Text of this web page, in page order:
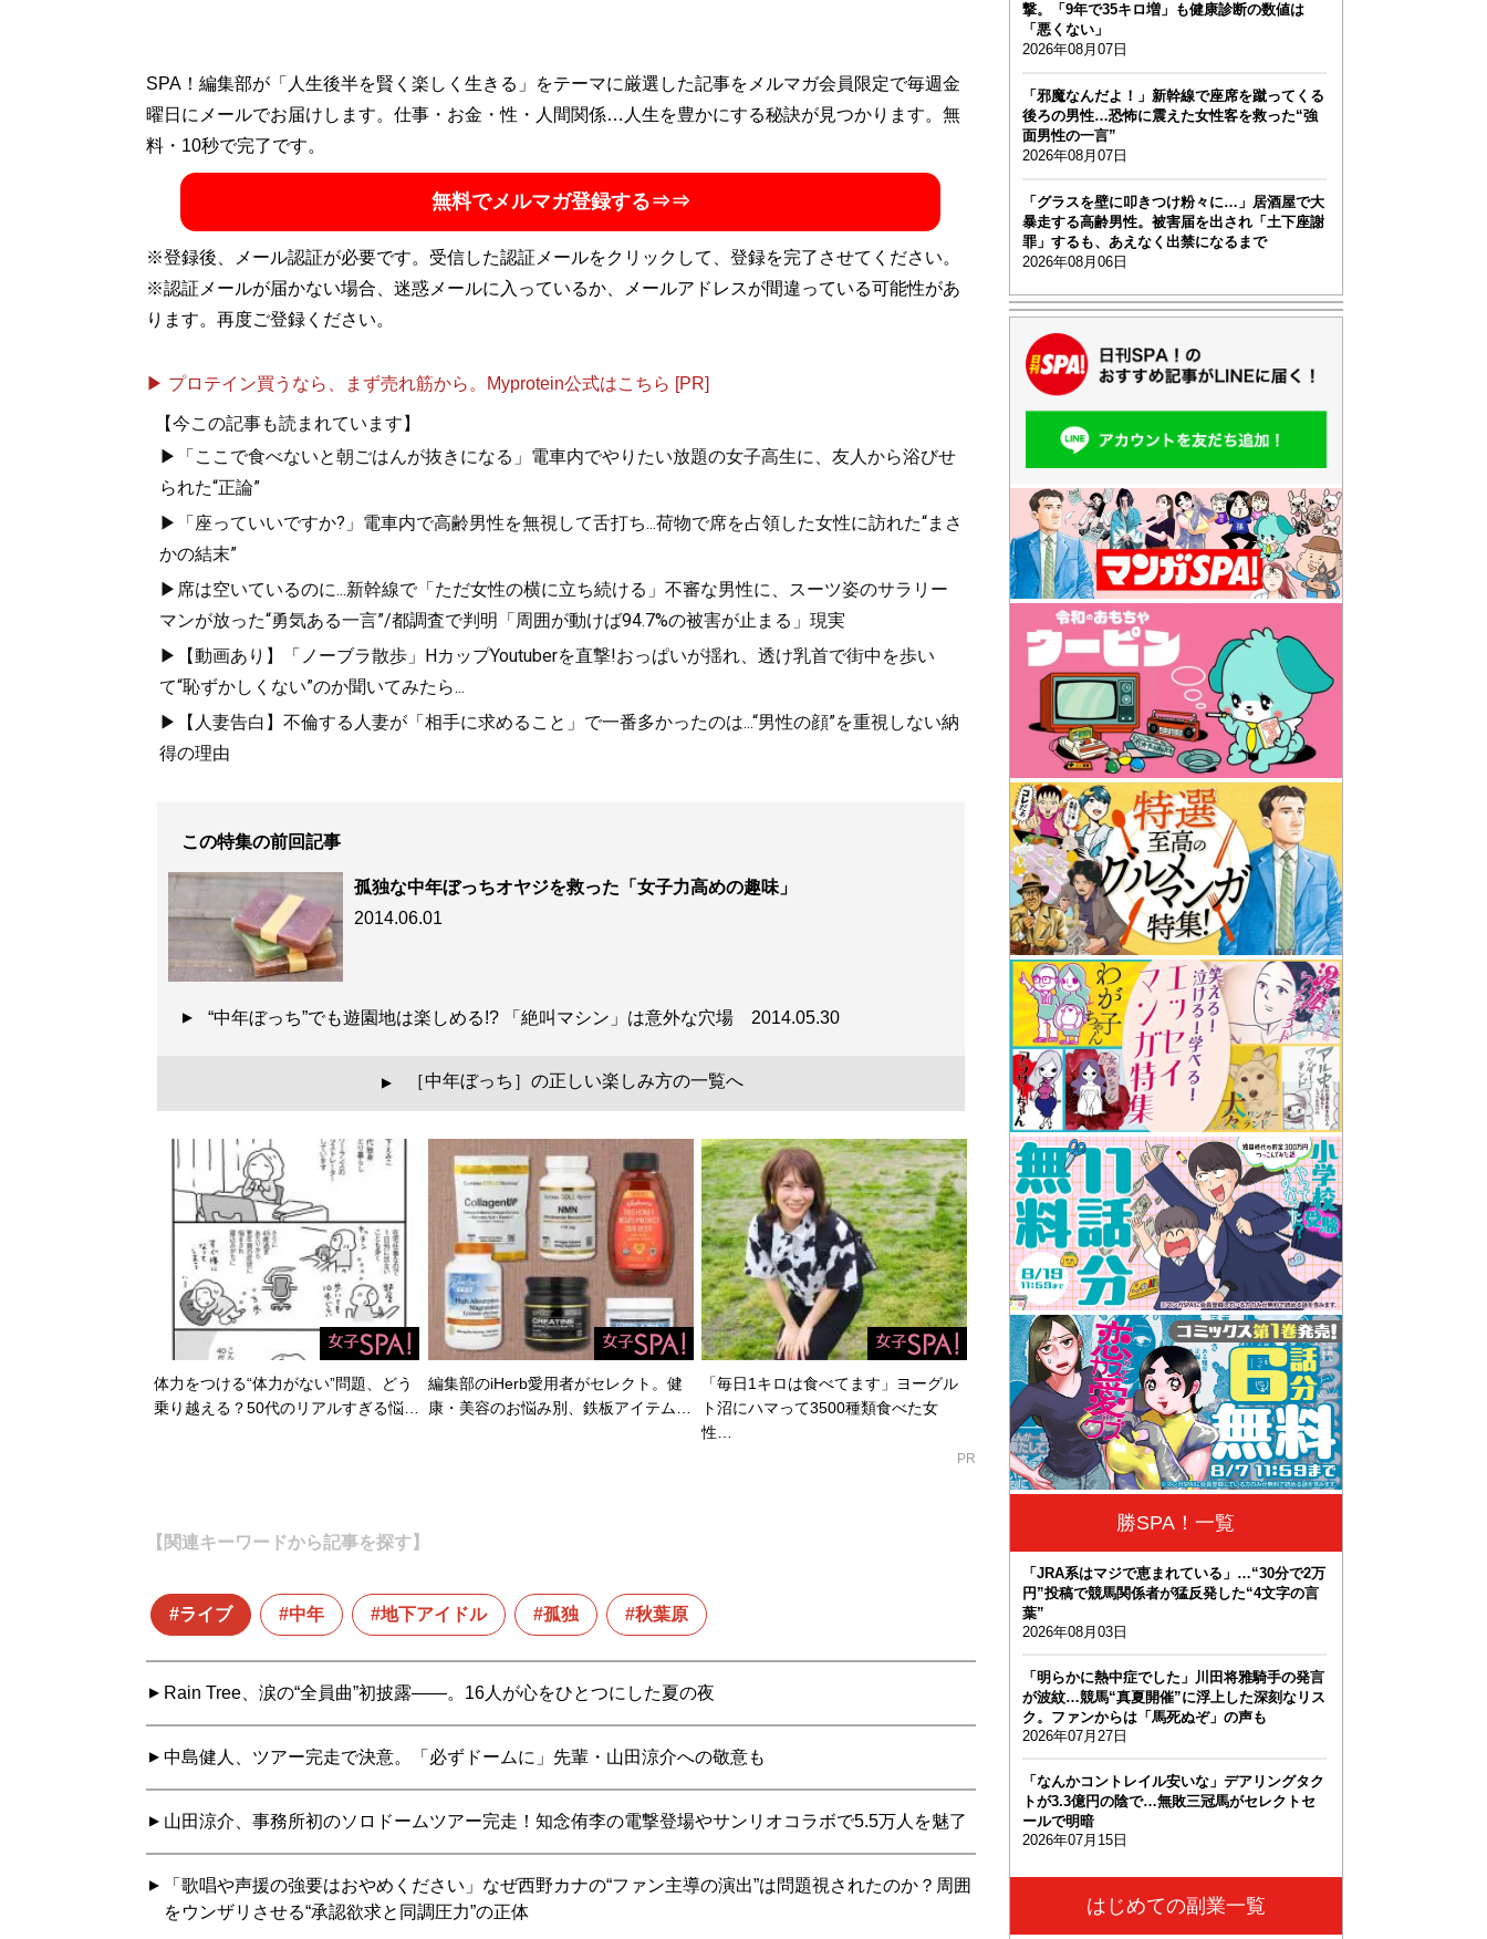
SPA！編集部が「人生後半を賢く楽しく生きる」をテーマに厳選した記事をメルマガ会員限定で毎週金
曜日にメールでお届けします。仕事・お金・性・人間関係…人生を豊かにする秘訣が見つかります。無
料・10秒で完了です。
無料でメルマガ登録する⇒⇒
※登録後、メール認証が必要です。受信した認証メールをクリックして、登録を完了させてください。
※認証メールが届かない場合、迷惑メールに入っているか、メールアドレスが間違っている可能性があ
ります。再度ご登録ください。
▶ プロテイン買うなら、まず売れ筋から。Myprotein公式はこちら [PR]
【今この記事も読まれています】
▶「ここで食べないと朝ごはんが抜きになる」電車内でやりたい放題の女子高生に、友人から浴びせ
られた“正論”
▶「座っていいですか?」電車内で高齢男性を無視して舌打ち...荷物で席を占領した女性に訪れた“まさ
かの結末”
▶席は空いているのに...新幹線で「ただ女性の横に立ち続ける」不審な男性に、スーツ姿のサラリー
マンが放った“勇気ある一言”/都調査で判明「周囲が動けば94.7%の被害が止まる」現実
▶【動画あり】「ノーブラ散歩」HカップYoutuberを直撃!おっぱいが揺れ、透け乳首で街中を歩い
て“恥ずかしくない”のか聞いてみたら...
▶【人妻告白】不倫する人妻が「相手に求めること」で一番多かったのは...“男性の顔”を重視しない納
得の理由
この特集の前回記事
孤独な中年ぼっちオヤジを救った「女子力高めの趣味」
2014.06.01
“中年ぼっち”でも遊園地は楽しめる!? 「絶叫マシン」は意外な穴場 2014.05.30
▲ ［中年ぼっち］の正しい楽しみ方の一覧へ
体力をつける“体力がない”問題、どう
乗り越える？50代のリアルすぎる悩…
編集部のiHerb愛用者がセレクト。健
康・美容のお悩み別、鉄板アイテム…
「毎日1キロは食べてます」ヨーグル
ト沼にハマって3500種類食べた女
性…
PR
【関連キーワードから記事を探す】
ライブ 中年 地下アイドル 孤独 秋葉原
Rain Tree、涙の“全員曲”初披露――。16人が心をひとつにした夏の夜
中島健人、ツアー完走で決意。「必ずドームに」先輩・山田涼介への敬意も
山田涼介、事務所初のソロドームツアー完走！知念侑李の電撃登場やサンリオコラボで5.5万人を魅了
「歌唱や声援の強要はおやめください」なぜ西野カナの“ファン主導の演出”は問題視されたのか？周囲
をウンザリさせる“承認欲求と同調圧力”の正体
撃。「9年で35キロ増」も健康診断の数値は
「悪くない」
2026年08月07日
「邪魔なんだよ！」新幹線で座席を蹴ってくる
後ろの男性…恐怖に震えた女性客を救った“強
面男性の一言”
2026年08月07日
「グラスを壁に叩きつけ粉々に…」居酒屋で大
暴走する高齢男性。被害届を出され「土下座謝
罪」するも、あえなく出禁になるまで
2026年08月06日
勝SPA！一覧
「JRA系はマジで恵まれている」…“30分で2万
円”投稿で競馬関係者が猛反発した“4文字の言
葉”
2026年08月03日
「明らかに熱中症でした」川田将雅騎手の発言
が波紋…競馬“真夏開催”に浮上した深刻なリス
ク。ファンからは「馬死ぬぞ」の声も
2026年07月27日
「なんかコントレイル安いな」デアリングタク
トが3.3億円の陰で…無敗三冠馬がセレクトセ
ールで明暗
2026年07月15日
はじめての副業一覧